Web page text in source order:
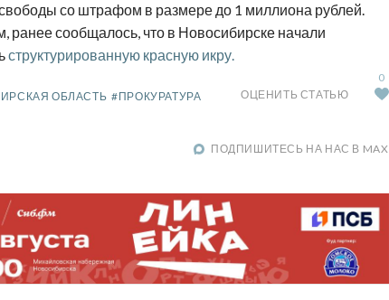
со штрафом в размере до 1 миллиона рублей.
ранее сообщалось, что в Новосибирске начали
структурированную красную икру.
ОБЛАСТЬ #ПРОКУРАТУРА ОЦЕНИТЬ СТАТЬЮ
0
ПОДПИШИТЕСЬ НА НАС В MAX